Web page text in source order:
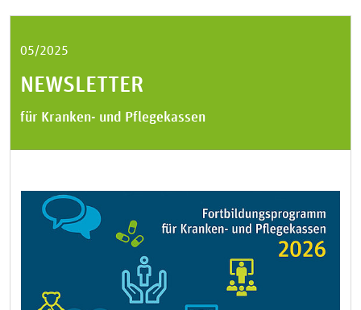
05/2025
NEWSLETTER
für Kranken- und Pflegekassen